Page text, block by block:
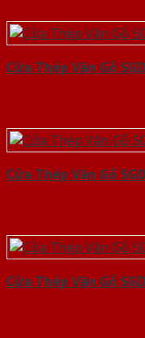
Cửa Thép Vân Gỗ
Cửa Thép Vân Gỗ
Cửa Thép Vân Gỗ